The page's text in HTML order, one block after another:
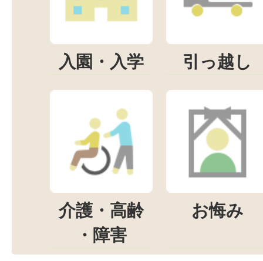
入園・入学 引っ越し
介護・高齢
・障害
お悔み